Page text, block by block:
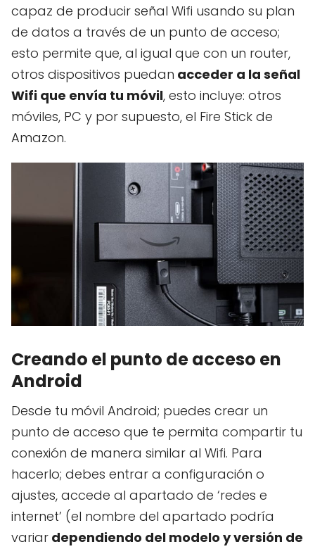
capaz de producir señal Wifi usando su plan
de datos a través de un punto de acceso;
esto permite que, al igual que con un router,
otros dispositivos puedan acceder a la señal
Wifi que envía tu móvil, esto incluye: otros
móviles, PC y por supuesto, el Fire Stick de
Amazon.
Creando el punto de acceso en
Android
Desde tu móvil Android; puedes crear un
punto de acceso que te permita compartir tu
conexión de manera similar al Wifi. Para
hacerlo; debes entrar a configuración o
ajustes, accede al apartado de ‘redes e
internet’ (el nombre del apartado podría
variar dependiendo del modelo y versión de